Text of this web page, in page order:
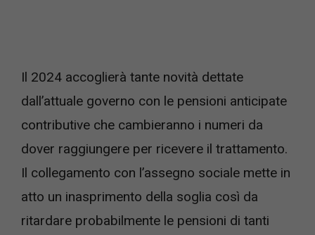
Il 2024 accoglierà tante novità dettate
dall’attuale governo con le pensioni anticipate
contributive che cambieranno i numeri da
dover raggiungere per ricevere il trattamento.
Il collegamento con l’assegno sociale mette in
atto un inasprimento della soglia così da
ritardare probabilmente le pensioni di tanti